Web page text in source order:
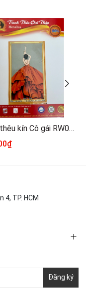
Tranh thêu kín Cô gái RW0578, kích thước 55 x90 cm
4, TP. HCM
Đăng ký